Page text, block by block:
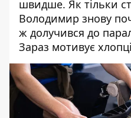
швидше. Як тільки
Володимир знову
ж долучився до
Зараз мотивує